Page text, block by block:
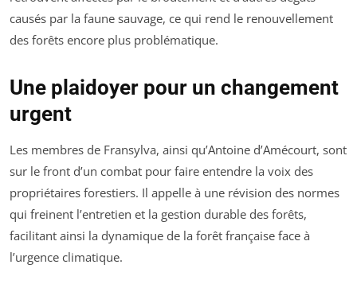
causés par la faune sauvage, ce qui rend le renouvellement
des forêts encore plus problématique.
Une plaidoyer pour un changement
urgent
Les membres de Fransylva, ainsi qu’Antoine d’Amécourt, sont
sur le front d’un combat pour faire entendre la voix des
propriétaires forestiers. Il appelle à une révision des normes
qui freinent l’entretien et la gestion durable des forêts,
facilitant ainsi la dynamique de la forêt française face à
l’urgence climatique.